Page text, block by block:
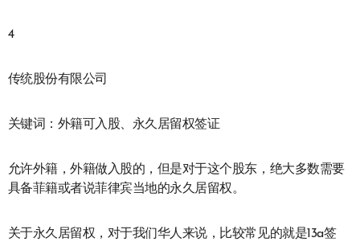
4
传统股份有限公司
关键词：外籍可入股、永久居留权签证
允许外籍，外籍做入股的，但是对于这个股东，绝大多数需要
具备菲籍或者说菲律宾当地的永久居留权。
关于永久居留权，对于我们华人来说，比较常见的就是13a签